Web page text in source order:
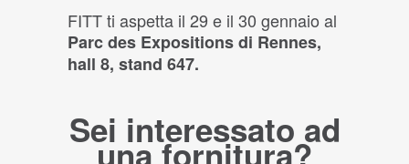
FITT ti aspetta il 29 e il 30 gennaio al
Parc des Expositions di Rennes,
hall 8, stand 647.
Sei interessato ad
una fornitura?